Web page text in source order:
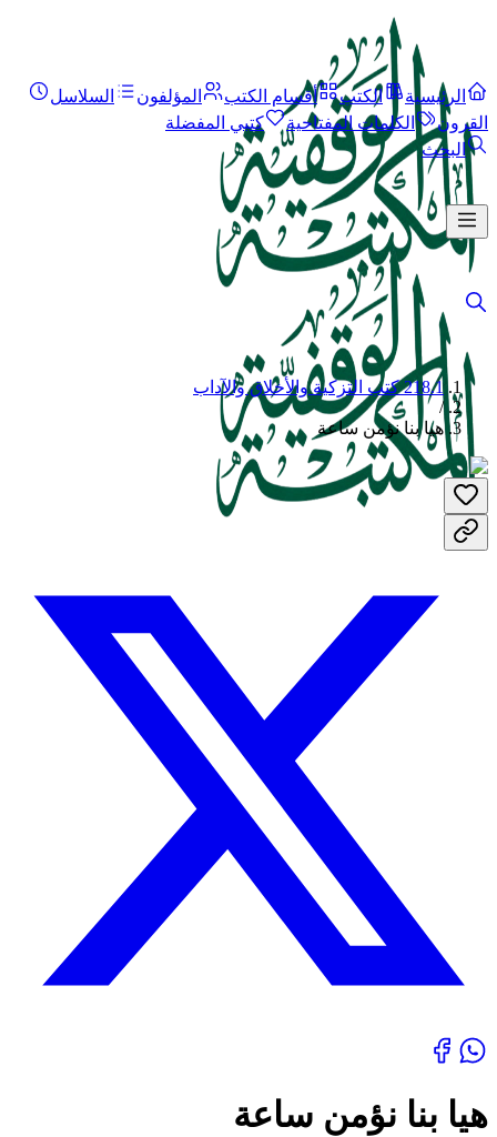
الرئيسية الكتب أقسام الكتب المؤلفون
السلاسل
القرون
الكلمات المفتاحية
كتبي المفضلة
البحث
218.1 كتب التزكية والأخلاق والآداب
/
هيا بنا نؤمن ساعة
هيا بنا نؤمن ساعة